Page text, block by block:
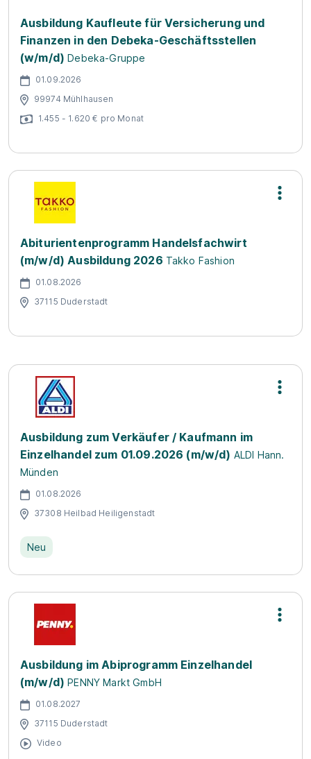
Ausbildung Kaufleute für Versicherung und
Finanzen in den Debeka-Geschäftsstellen
(w/m/d)Debeka-Gruppe
01.09.2026
99974 Mühlhausen
1.455 - 1.620 € pro Monat
Abiturientenprogramm Handelsfachwirt
(m/w/d) Ausbildung 2026 Takko Fashion
01.08.2026
37115 Duderstadt
Ausbildung zum Verkäufer / Kaufmann im
Einzelhandel zum 01.09.2026 (m/w/d) ALDI Hann.
Münden
01.08.2026
37308 Heilbad Heiligenstadt
Neu
Ausbildung im Abiprogramm Einzelhandel
(m/w/d) PENNY Markt GmbH
01.08.2027
37115 Duderstadt
Video